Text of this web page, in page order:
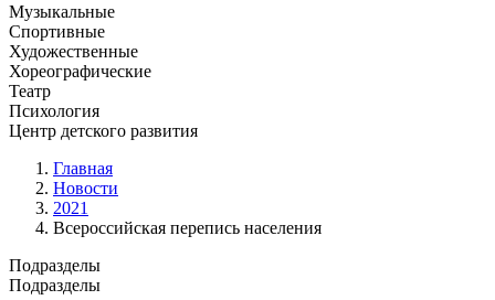
Музыкальные
Спортивные
Художественные
Хореографические
Театр
Психология
Центр детского развития
Главная
Новости
2021
Всероссийская перепись населения
Подразделы
Подразделы